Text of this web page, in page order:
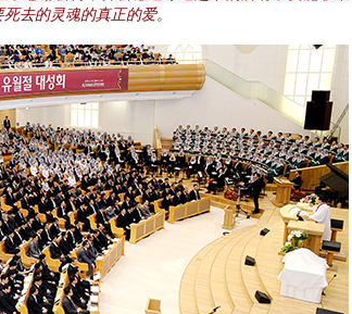
去的灵魂的真正的爱。